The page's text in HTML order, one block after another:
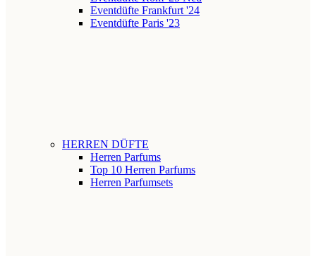
Eventdüfte Frankfurt '24
Eventdüfte Paris '23
HERREN DÜFTE
Herren Parfums
Top 10 Herren Parfums
Herren Parfumsets